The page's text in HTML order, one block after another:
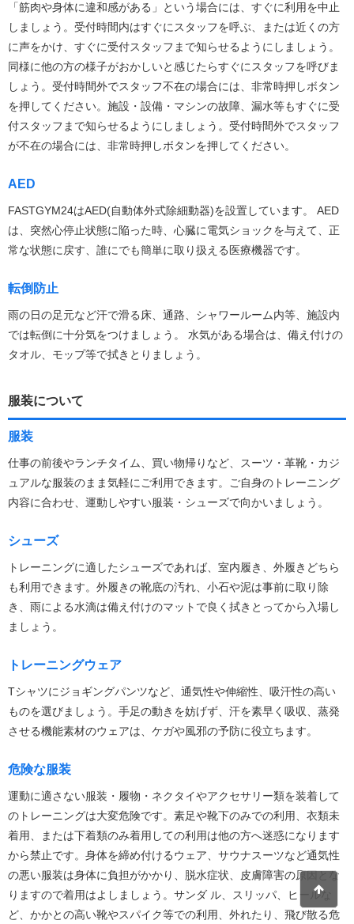
「筋肉や身体に違和感がある」という場合には、すぐに利用を中止
しましょう。受付時間内はすぐにスタッフを呼ぶ、または近くの方
に声をかけ、すぐに受付スタッフまで知らせるようにしましょう。
同様に他の方の様子がおかしいと感じたらすぐにスタッフを呼びま
しょう。受付時間外でスタッフ不在の場合には、非常時押しボタン
を押してください。施設・設備・マシンの故障、漏水等もすぐに受
付スタッフまで知らせるようにしましょう。受付時間外でスタッフ
が不在の場合には、非常時押しボタンを押してください。
AED
FASTGYM24はAED(自動体外式除細動器)を設置しています。 AED
は、突然心停止状態に陥った時、心臓に電気ショックを与えて、正
常な状態に戻す、誰にでも簡単に取り扱える医療機器です。
転倒防止
雨の日の足元など汗で滑る床、通路、シャワールーム内等、施設内
では転倒に十分気をつけましょう。 水気がある場合は、備え付けの
タオル、モップ等で拭きとりましょう。
服装について
服装
仕事の前後やランチタイム、買い物帰りなど、スーツ・革靴・カジ
ュアルな服装のまま気軽にご利用できます。ご自身のトレーニング
内容に合わせ、運動しやすい服装・シューズで向かいましょう。
シューズ
トレーニングに適したシューズであれば、室内履き、外履きどちら
も利用できます。外履きの靴底の汚れ、小石や泥は事前に取り除
き、雨による水滴は備え付けのマットで良く拭きとってから入場し
ましょう。
トレーニングウェア
Tシャツにジョギングパンツなど、通気性や伸縮性、吸汗性の高い
ものを選びましょう。手足の動きを妨げず、汗を素早く吸収、蒸発
させる機能素材のウェアは、ケガや風邪の予防に役立ちます。
危険な服装
運動に適さない服装・履物・ネクタイやアクセサリー類を装着して
のトレーニングは大変危険です。素足や靴下のみでの利用、衣類未
着用、または下着類のみ着用しての利用は他の方へ迷惑になります
から禁止です。身体を締め付けるウェア、サウナスーツなど通気性
の悪い服装は身体に負担がかかり、脱水症状、皮膚障害の原因とな
りますので着用はよしましょう。サンダ ル、スリッパ、ヒールな
ど、かかとの高い靴やスパイク等での利用、外れたり、飛び散る危